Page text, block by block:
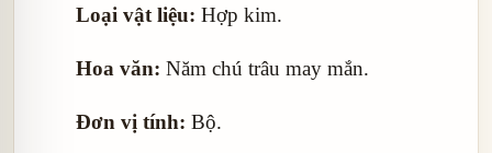
Loại vật liệu: Hợp kim.
Hoa văn: Năm chú trâu may mắn.
Đơn vị tính: Bộ.